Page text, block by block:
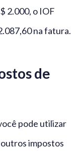
2.000, o IOF
na fatura.
de
pode utilizar
impostos